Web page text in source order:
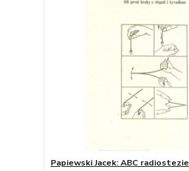
Papiewski Jacek: ABC radiostezie